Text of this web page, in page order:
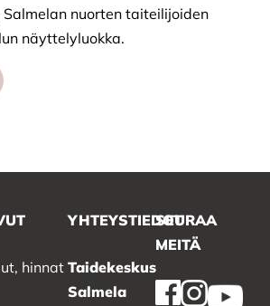
nuorten taiteilijoiden
näyttelyluokka.
hinnat
YHTEYSTIEDOT
Taidekeskus
Salmela
SEURAA
MEITÄ